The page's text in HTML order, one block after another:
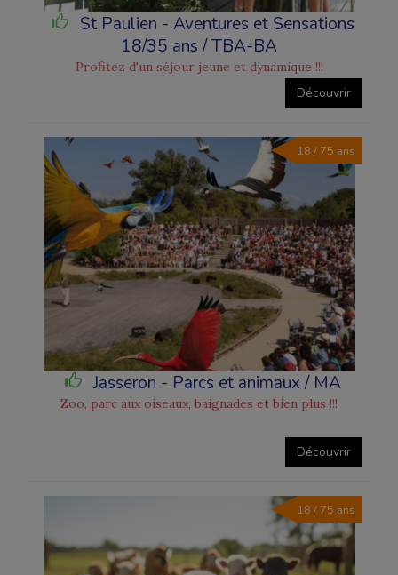
St Paulien - Aventures et Sensations
18/35 ans / TBA-BA
Profitez d'un séjour jeune et dynamique !!!
Découvrir
18 / 75 ans
Jasseron - Parcs et animaux / MA
Zoo, parc aux oiseaux, baignades et bien plus !!!
Découvrir
18 / 75 ans